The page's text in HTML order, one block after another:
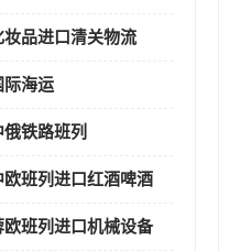
妆品进口清关物流
际海运
俄铁路班列
欧班列进口红酒啤酒
欧班列进口机械设备